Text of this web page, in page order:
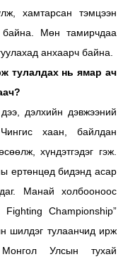
хамтарсан тэмцээн
байна. Мөн тамирчдаа
анхаарч байна.
тулалдах нь ямар ач
дэлхийн дэвжээний
хаан, байлдан
хүндэтгэдэг гэж.
ертөнцөд бидэнд асар
Манай холбооноос
Fighting Championship”
шилдэг тулаанчид ирж
Улсын тухай